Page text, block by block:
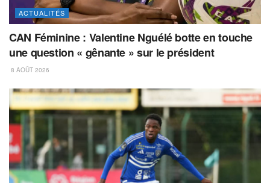
ACTUALITÉS
CAN Féminine : Valentine Nguélé botte en touche
une question « gênante » sur le président
8 AOÛT 2026